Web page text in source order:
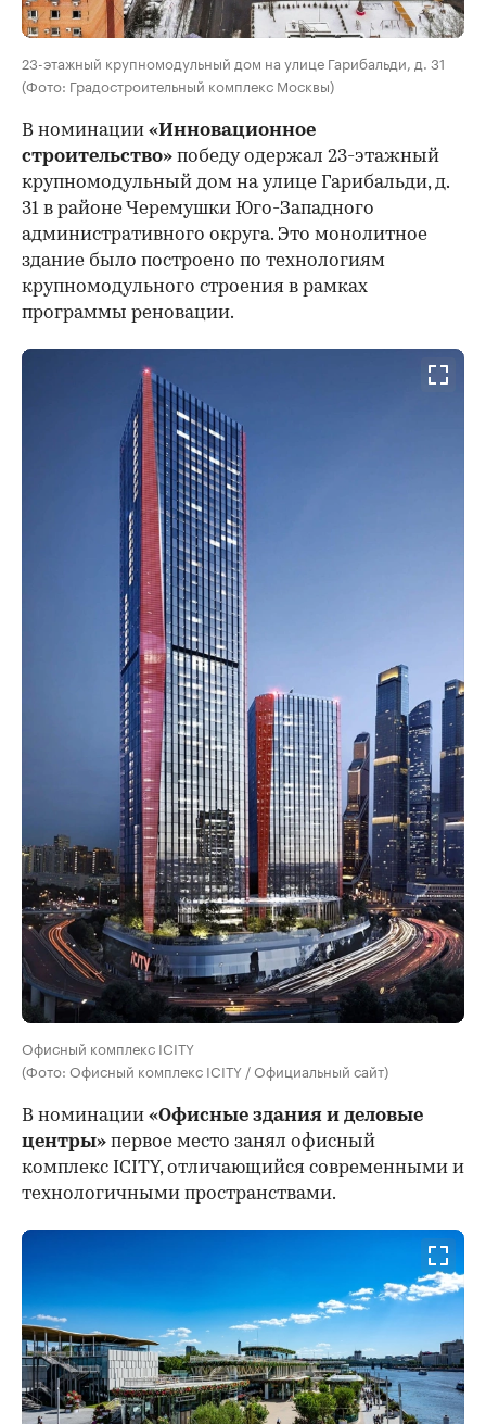
23-этажный крупномодульный дом на улице Гарибальди, д. 31
(Фото: Градостроительный комплекс Москвы)
В номинации «Инновационное
строительство» победу одержал 23-этажный
крупномодульный дом на улице Гарибальди, д.
31 в районе Черемушки Юго-Западного
административного округа. Это монолитное
здание было построено по технологиям
крупномодульного строения в рамках
программы реновации.
Офисный комплекс ICITY
(Фото: Офисный комплекс ICITY / Официальный сайт)
В номинации «Офисные здания и деловые
центры» первое место занял офисный
комплекс ICITY, отличающийся современными и
технологичными пространствами.